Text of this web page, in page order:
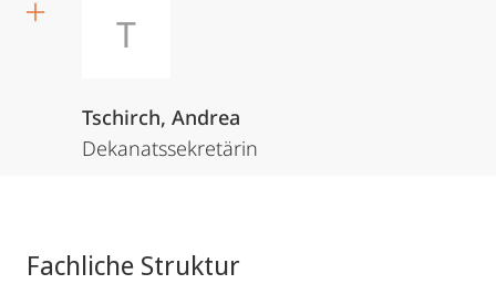
T
Tschirch, Andrea
Dekanatssekretärin
Fachliche Struktur